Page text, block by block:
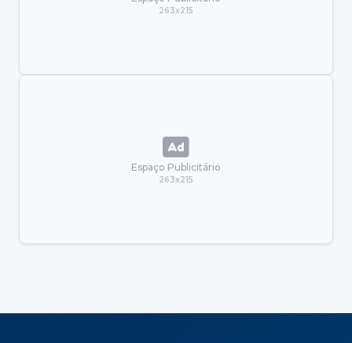
263x215
Espaço Publicitário
263x215